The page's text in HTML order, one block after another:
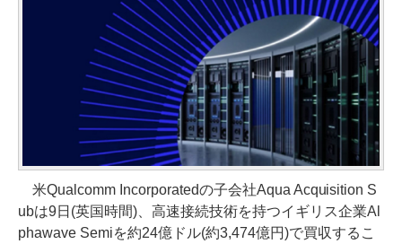
米Qualcomm Incorporatedの子会社Aqua Acquisition S
ubは9日(英国時間)、高速接続技術を持つイギリス企業Al
phawave Semiを約24億ドル(約3,474億円)で買収するこ